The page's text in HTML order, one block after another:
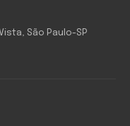
São Paulo-SP